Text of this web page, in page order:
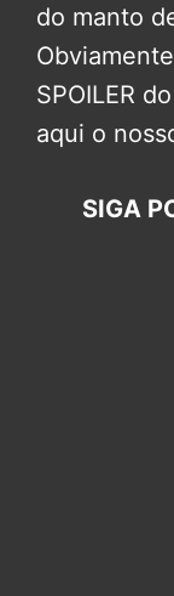
do manto
SPOILER
aqui o
SIGA